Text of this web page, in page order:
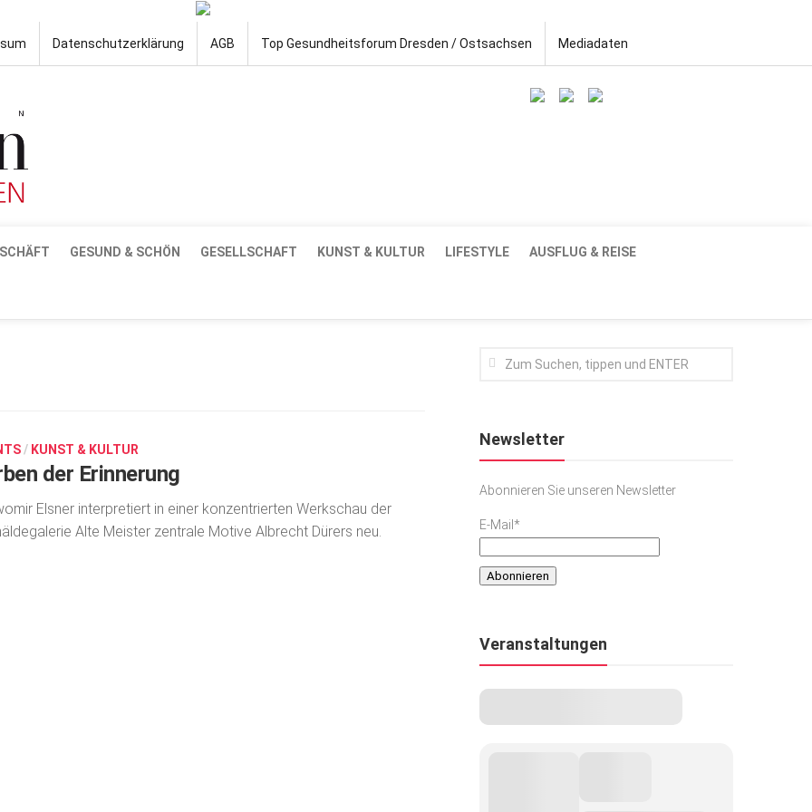
Datenschutzerklärung AGB Top Gesundheitsforum Dresden / Ostsachsen Mediadaten
GESUND & SCHÖN GESELLSCHAFT KUNST & KULTUR LIFESTYLE AUSFLUG & REISE
/ KUNST & KULTUR
der Erinnerung
Elsner interpretiert in einer konzentrierten Werkschau der
Alte Meister zentrale Motive Albrecht Dürers neu.
Newsletter
Abonnieren Sie unseren Newsletter
E-Mail*
Veranstaltungen